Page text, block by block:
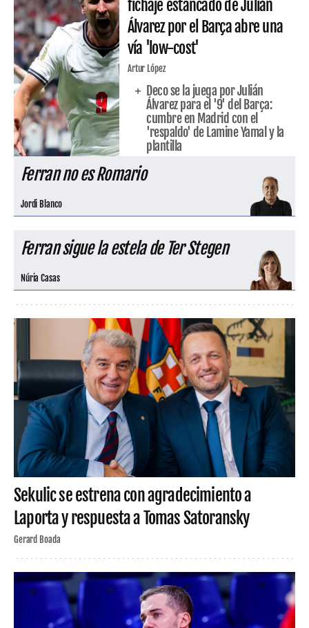
fichaje estancado de Julián
Álvarez por el Barça abre una
vía 'low-cost'
Artur López
Deco se la juega por Julián
Álvarez para el '9' del Barça:
cumbre en Madrid con el
'respaldo' de Lamine Yamal y la
plantilla
Ferran no es Romario
Jordi Blanco
Ferran sigue la estela de Ter Stegen
Núria Casas
Sekulic se estrena con agradecimiento a
Laporta y respuesta a Tomas Satoransky
Gerard Boada